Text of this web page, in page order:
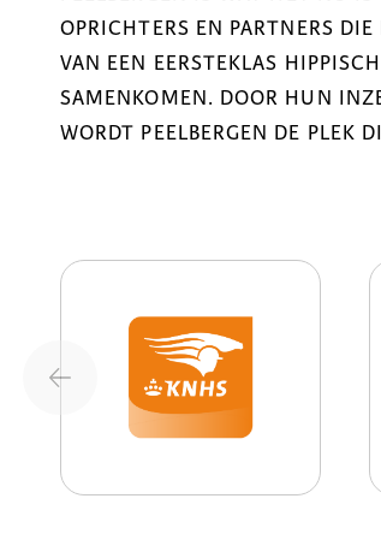
OPRICHTERS EN PARTNERS
VAN EEN EERSTEKLAS
SAMENKOMEN. DOOR HUN
WORDT PEELBERGEN DE PLEK